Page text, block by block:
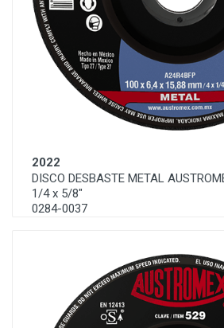
2022
DISCO DESBASTE METAL
1/4 x 5/8"
0284-0037